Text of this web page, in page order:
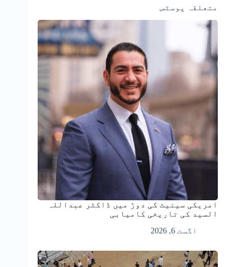
متعلقہ پوسٹس
امریکی سینیٹ کی دوڑ میں ڈاکٹر عبداللہ
السید کی تاریخی کامیابی
اگست 6, 2026